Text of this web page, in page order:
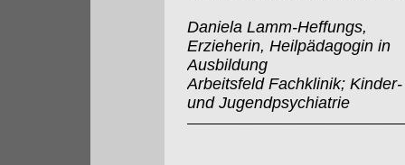
Daniela Lamm-Heffungs,
Erzieherin, Heilpädagogin in
Ausbildung
Arbeitsfeld Fachklinik; Kinder-
und Jugendpsychiatrie